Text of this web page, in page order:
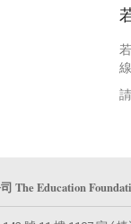
The Education